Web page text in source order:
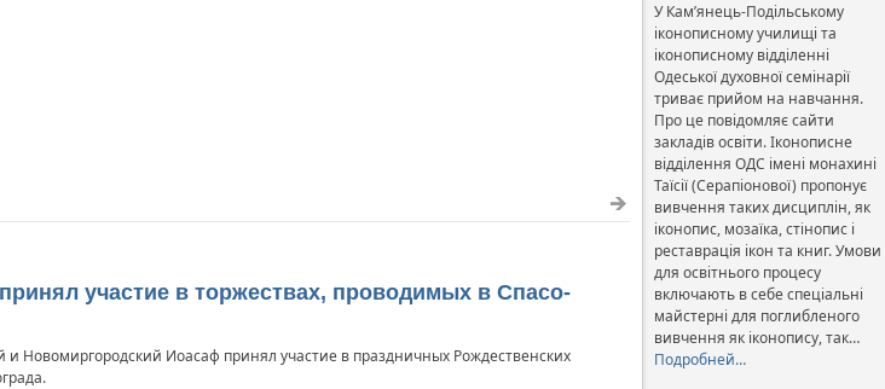
участие в торжествах, проводимых в Спасо-
Новомиргородский Иоасаф принял участие в праздничных Рождественских
У Кам’янець-Подільському
іконописному училищі та
іконописному відділенні
Одеської духовної семінарії
триває прийом на навчання.
Про це повідомляє сайти
закладів освіти. Іконописне
відділення ОДС імені монахині
Таїсії (Серапіонової) пропонує
вивчення таких дисциплін, як
іконопис, мозаїка, стінопис і
реставрація ікон та книг. Умови
для освітнього процесу
включають в себе спеціальні
майстерні для поглибленого
вивчення як іконопису, так…
Подробней…